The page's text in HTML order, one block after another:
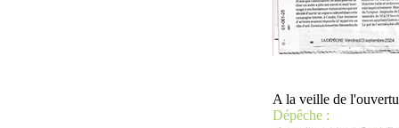
A la veille de
Dépêche :